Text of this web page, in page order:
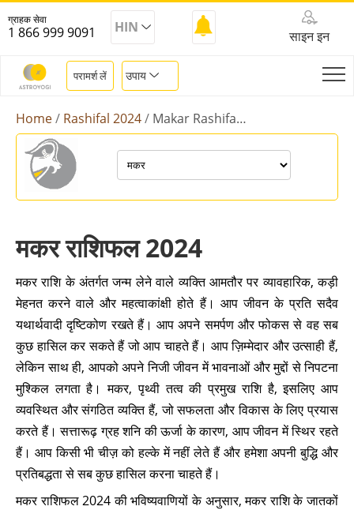
ग्राहक सेवा
1 866 999 9091 HIN
साइन इन
परामर्श लें उपाय
Home Rashifal 2024 Makar Rashifal 2024
मकर राशिफल 2024
मकर राशि के अंतर्गत जन्म लेने वाले व्यक्ति आमतौर पर व्यावहारिक, कड़ी
मेहनत करने वाले और महत्वाकांक्षी होते हैं। आप जीवन के प्रति सदैव
यथार्थवादी दृष्टिकोण रखते हैं। आप अपने समर्पण और फोकस से वह सब
कुछ हासिल कर सकते हैं जो आप चाहते हैं। आप ज़िम्मेदार और उत्साही हैं,
लेकिन साथ ही, आपको अपने निजी जीवन में भावनाओं और मुद्दों से निपटना
मुश्किल लगता है। मकर, पृथ्वी तत्व की प्रमुख राशि है, इसलिए आप
व्यवस्थित और संगठित व्यक्ति हैं, जो सफलता और विकास के लिए प्रयास
करते हैं। सत्तारूढ़ ग्रह शनि की ऊर्जा के कारण, आप जीवन में स्थिर रहते
हैं। आप किसी भी चीज़ को हल्के में नहीं लेते हैं और हमेशा अपनी बुद्धि और
प्रतिबद्धता से सब कुछ हासिल करना चाहते हैं।
मकर राशिफल 2024 की भविष्यवाणियों के अनुसार, मकर राशि के जातकों